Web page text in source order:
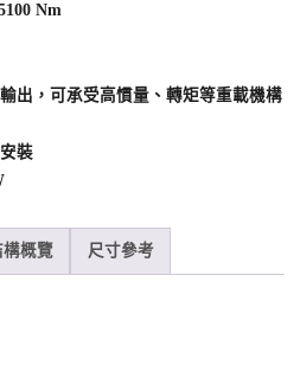
Nm
出，可承受高慣量、轉矩等重載機構
裝
構概覽 尺寸參考